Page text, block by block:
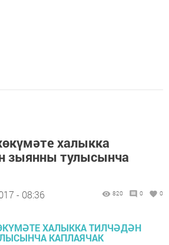
халыкка
зыянны тулысынча
- 08:36 820 0 0